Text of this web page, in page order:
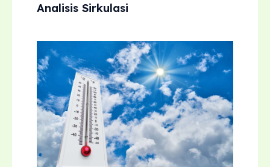
Analisis Sirkulasi